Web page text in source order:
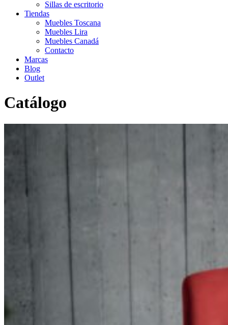
Sillas de escritorio
Tiendas
Muebles Toscana
Muebles Lira
Muebles Canadá
Contacto
Marcas
Blog
Outlet
Catálogo